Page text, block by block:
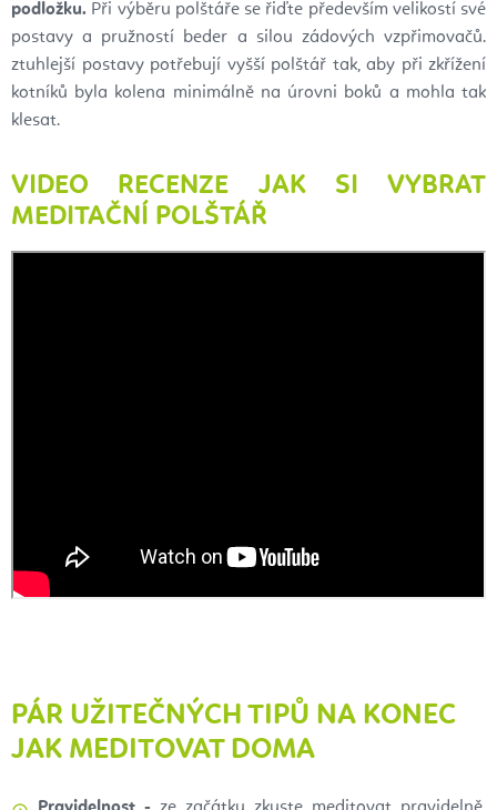
podložku. Při výběru polštáře se řiďte především velikostí své
postavy a pružností beder a silou zádových vzpřimovačů.
ztuhlejší postavy potřebují vyšší polštář tak, aby při zkřížení
kotníků byla kolena minimálně na úrovni boků a mohla tak
klesat.
VIDEO RECENZE JAK SI VYBRAT
MEDITAČNÍ POLŠTÁŘ
PÁR UŽITEČNÝCH TIPŮ NA KONEC
JAK MEDITOVAT DOMA